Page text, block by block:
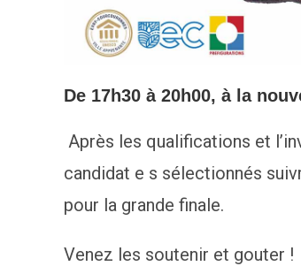
De 17h30 à 20h00, à la
Après les qualifications et
candidat e s sélectionnés
pour la grande finale.
Venez les soutenir et gouter !